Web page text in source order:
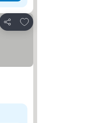
Partilhar
Adicionar aos favoritos